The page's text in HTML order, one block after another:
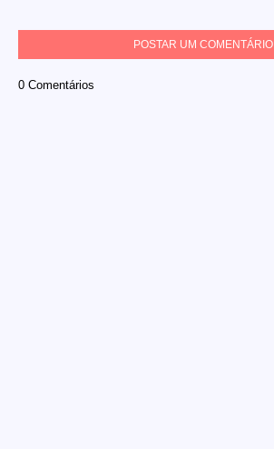
POSTAR UM COMENTÁRIO
0 Comentários